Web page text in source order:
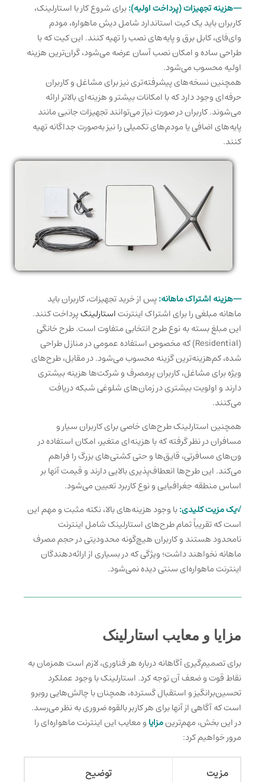
—هزینه تجهیزات (پرداخت اولیه):برای شروع کار با استارلینک،
کاربران باید یک کیت استاندارد شامل دیش ماهواره، مودم
وای‌فای، کابل برق و پایه‌های نصب را تهیه کنند. این کیت که با
طراحی ساده و امکان نصب آسان عرضه می‌شود، گران‌ترین هزینه
اولیه محسوب می‌شود.
همچنین نسخه‌های پیشرفته‌تری نیز برای مشاغل و کاربران
حرفه‌ای وجود دارد که با امکانات بیشتر و هزینه‌ای بالاتر ارائه
می‌شوند. کاربران در صورت نیاز می‌توانند تجهیزات جانبی مانند
پایه‌های اضافی یا مودم‌های تکمیلی را نیز به‌صورت جداگانه تهیه
کنند.
—هزینه اشتراک ماهانه:پس از خرید تجهیزات، کاربران باید
ماهانه مبلغی را برای اشتراک اینترنتاستارلینکپرداخت کنند.
این مبلغ بسته به نوعطرح انتخابی متفاوت است. طرح خانگی
(Residential) ک
ه مخصوص استفاده عمومی در منازل طراحی
شده، کم‌هزینه‌ترین گزینه محسوب می‌شود. در مقابل، طرح‌های
ویژه برای مشاغل، کاربران پرمصرف و شرکت‌ها هزینه بیشتری
دارند و اولویتبیشتری در زمان‌های شلوغی شبکه دریافت
می‌کنند.
همچنین استارلینک طرح‌های خاصی برایکاربران سیار و
مسافران در نظر گرفته که با هزینه‌ای متغیر، امکان استفاده در
ون‌های مسافرتی، قایق‌ها و حتی کشتی‌های بزرگ را فراهم
می‌کند. این طرح‌ها انعطاف‌پذیری بالایی دارند و قیمت آنها بر
اساس منطقه جغرافیایی و نوع کاربرد تعیین می‌شود.
√یک مزیت کلیدی:با وجود هزینه‌های بالا، نکته مثبت و مهم این
است که تقریباً تمام طرح‌های استارلینک شامل اینترنت
نامحدود هستند و کاربران هیچ‌گونه محدودیتیدر حجم مصرف
ماهانه نخواهند داشت؛ ویژگی که در بسیاری از ارائه‌دهندگان
اینترنت ماهواره‌ای سنتی دیده نمی‌شود.
مزایا و معایب استارلینک
برای تصمیم‌گیری آگاهانه درباره هر فناوری، لازم است همزمان به
نقاط قوت و ضعف آن توجه کرد. استارلینک با وجود عملکرد
تحسین‌برانگیز و استقبال گسترده، همچنان با چالش‌هایی روبرو
است که آگاهی از آنها برای هر کاربر بالقوه ضروری به نظر می‌رسد.
در این بخش، مهم‌ترینمزایا و معایب این اینترنت ماهواره‌ای را
مرور خواهیم کرد:
مزیت
توضیح